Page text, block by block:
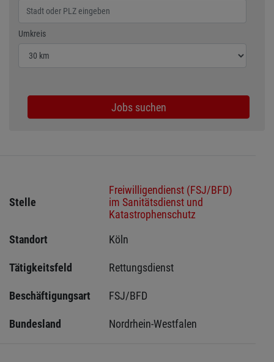
Umkreis
Wählen Sie den Umkreis für die Jobsuche
Jobs suchen
Stelle
Freiwilligendienst (FSJ/BFD)
im Sanitätsdienst und
Katastrophenschutz
Standort
Köln
Tätigkeitsfeld Rettungsdienst
Beschäftigungsart FSJ/BFD
Bundesland Nordrhein-Westfalen